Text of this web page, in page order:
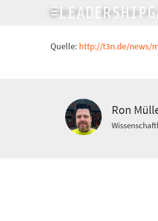
Ron Müller 9. Februar 2015
Quelle: http://t3n.de/news/
Ron